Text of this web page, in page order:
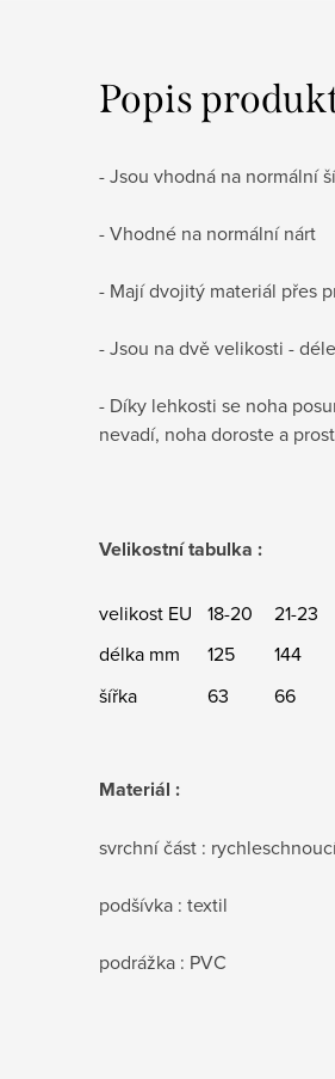
Popis
- Jsou vhodná na normální
- Vhodné na normální nárt
- Mají dvojitý materiál přes
- Jsou na dvě velikosti -
- Díky lehkosti se noha
nevadí, noha doroste a
Velikostní tabulka :
velikost EU 18-20 21-23
délka mm
125 144
šířka
63 66
Materiál :
svrchní část :
podšívka : textil
podrážka : PVC